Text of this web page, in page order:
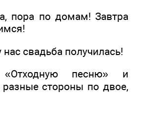
пора по домам! Завтра
свадьба получилась!
песню» и
разные стороны по двое,